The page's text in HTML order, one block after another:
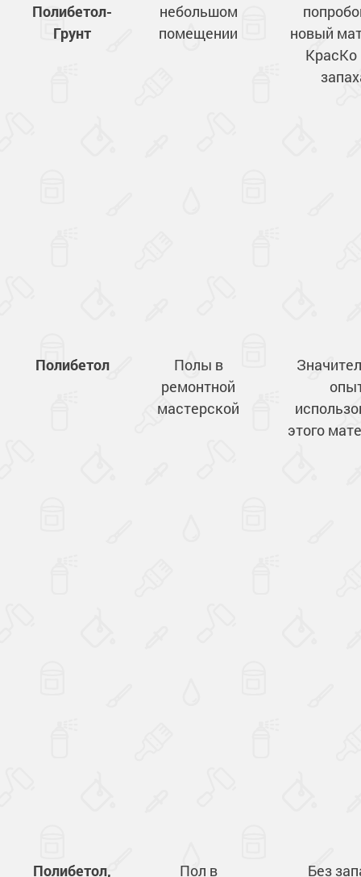
Полибетол-
Грунт
небольшом
помещении
новый
КрасКо
Полибетол
Полы в
ремонтной
мастерской
этого
Полибетол, Пол в Без